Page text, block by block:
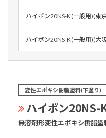
ハイポン20NS-K(一般用)(東
ハイポン20NS-K(一般用)(大
変性エポキシ樹脂塗料(下塗り)
ハイポン20NS-
無溶剤形変性エポキシ樹脂塗